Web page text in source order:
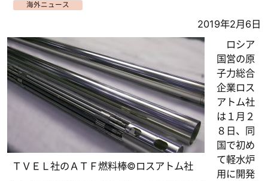
海外ニュース
2019年2月6日
ＴＶＥＬ社のＡＴＦ燃料棒©ロスアトム社
ロシア
国営の原
子力総合
企業ロス
アトム社
は１月２
８日、同
国で初め
て軽水炉
用に開発